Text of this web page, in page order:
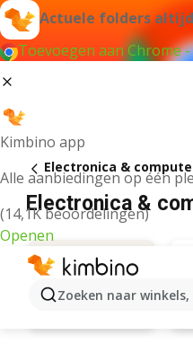
Actuele folders
Toevoegen aan Chrome -
Kimbino app
Alle aanbiedingen op één
(14,1K beoordelingen)
Openen
Zoeken naar
Electronica &
Electronica &